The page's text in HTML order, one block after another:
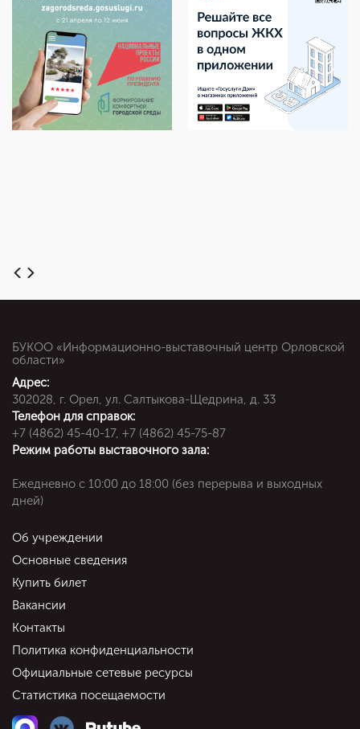
БУКОО «Информационно-выставочный центр Орловской
области»
Адрес:
302028, г. Орел, ул. Салтыкова-Щедрина, д. 33
Телефон для справок:
+7 (4862) 45-40-17, +7 (4862) 45-75-87
Режим работы выставочного зала:
Ежедневно c 10:00 до 18:00 (без перерыва и выходных
дней)
Об учреждении
Основные сведения
Купить билет
Вакансии
Контакты
Политика конфиденциальности
Официальные сетевые ресурсы
Статистика посещаемости